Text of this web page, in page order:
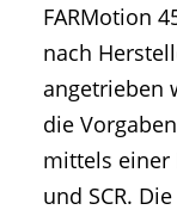
FARMotion
nach
angetrieben
die
mittels einer
und SCR.